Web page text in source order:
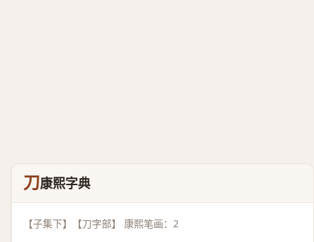
刀康熙字典
【子集下】【刀字部】 康熙笔画：2